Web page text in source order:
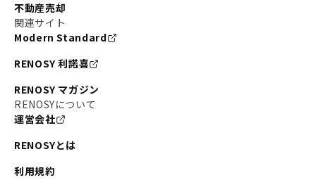
不動産売却
関連サイト
Modern Standard
RENOSY 利諾喜
RENOSY マガジン
RENOSYについて
運営会社
RENOSYとは
利用規約